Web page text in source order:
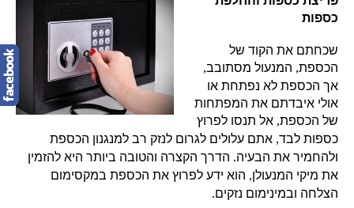
כספות
שכחתם את הקוד של
הכספת, המנעול מסתובב,
אך הכספת לא נפתחת או
אולי איבדתם את המפתחות
של הכספת, אל תנסו לפרוץ
כספות לבד, אתם עלולים לגרום לנזק רב למנגנון הכספת
ולהחמיר את הבעיה. הדרך הקצרה והטובה ביותר היא להזמין
את מיקי המנעולן, הוא ידע לפרוץ את הכספת במקסימום
הצלחה ובמינימום נזקים.